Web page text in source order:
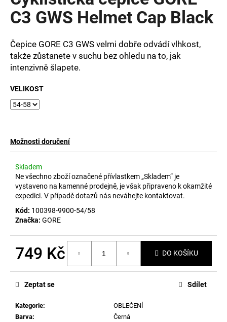
0,0
z
hvězdiček.
C3 GWS Helmet Cap Black
Čepice GORE C3 GWS velmi dobře odvádí vlhkost,
takže zůstanete v suchu bez ohledu na to, jak
intenzivně šlapete.
VELIKOST
Možnosti doručení
Skladem
Ne všechno zboží označené přívlastkem „Skladem“ je
vystaveno na kamenné prodejně, je však připraveno k okamžité
expedici. V případě dotazů nás neváhejte kontaktovat.
Kód: 100398-9900-54/58
Značka: GORE
749 Kč DO KOŠÍKU
Kategorie:
OBLEČENÍ
Barva:
Černá
Zeptat se Sdílet
a
j
í
t
?
D
p
o
u
u
m